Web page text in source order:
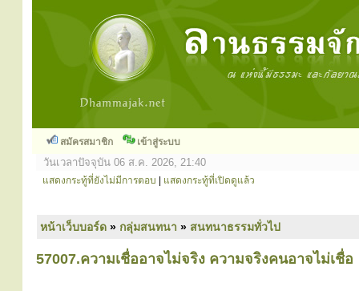
สมัครสมาชิก เข้าสู่ระบบ
วันเวลาปัจจุบัน 06 ส.ค. 2026, 21:40
แสดงกระทู้ที่ยังไม่มีการตอบ แสดงกระทู้ที่เปิดดูแล้ว
หน้าเว็บบอร์ด » กลุ่มสนทนา » สนทนาธรรมทั่วไป
57007.ความเชื่ออาจไม่จริง ความจริงคนอาจไม่เชื่อ